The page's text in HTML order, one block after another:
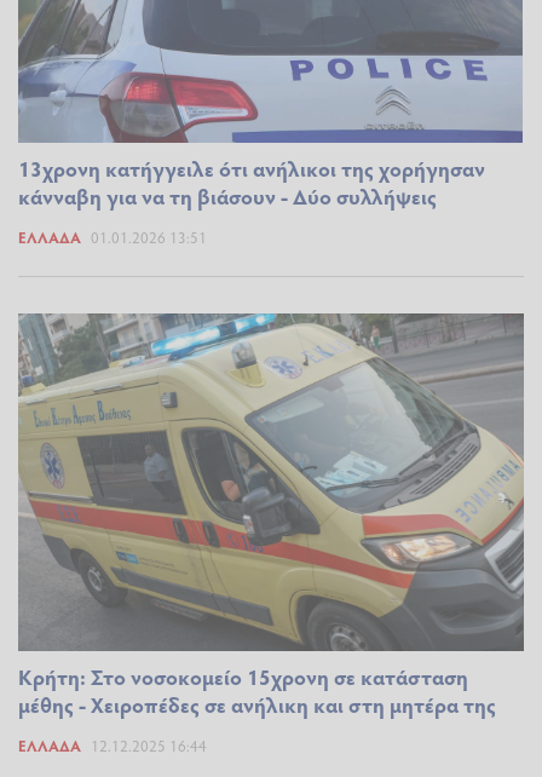
13χρονη κατήγγειλε ότι ανήλικοι της χορήγησαν
κάνναβη για να τη βιάσουν - Δύο συλλήψεις
ΕΛΛΆΔΑ 01.01.2026 13:51
Κρήτη: Στο νοσοκομείο 15χρονη σε κατάσταση
μέθης - Χειροπέδες σε ανήλικη και στη μητέρα της
ΕΛΛΆΔΑ 12.12.2025 16:44